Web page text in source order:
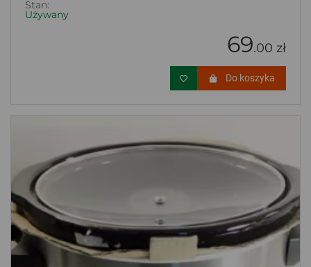
Stan:
Używany
69.00 zł
Do koszyka